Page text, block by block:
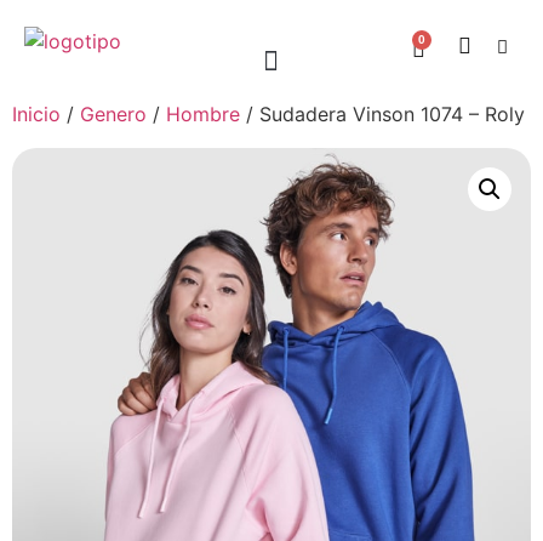
0
Inicio / Genero / Hombre / Sudadera Vinson 1074 – Roly